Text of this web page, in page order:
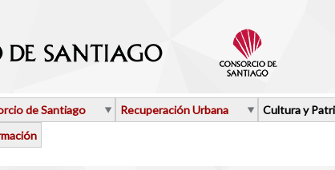
de Santiago Recuperación Urbana
Cultura y